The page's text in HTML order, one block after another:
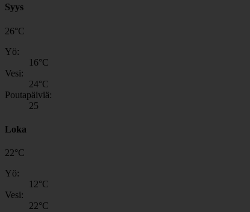
Syys
26°C
Yö:
16°C
Vesi:
24°C
Poutapäiviä:
25
Loka
22°C
Yö:
12°C
Vesi:
22°C